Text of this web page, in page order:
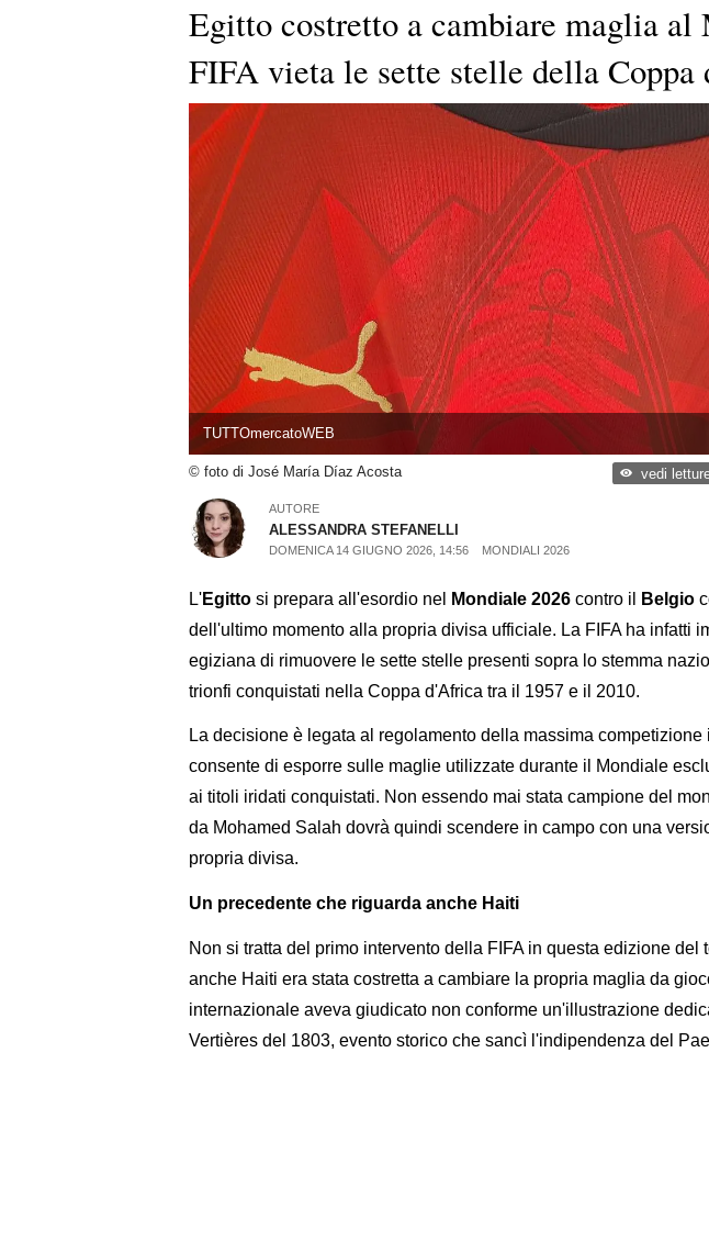
Egitto costretto a cambiare maglia
FIFA vieta le sette stelle della
TUTTOmercatoWEB
© foto di José María Díaz Acosta vedi
AUTORE
ALESSANDRA STEFANELLI
DOMENICA 14 GIUGNO 2026, 14:56 MONDIALI 2026
L'Egitto si prepara all'esordio nel Mondiale 2026 contro il Belgio
dell'ultimo momento alla propria divisa ufficiale. La FIFA ha infatti
egiziana di rimuovere le sette stelle presenti sopra lo stemma
trionfi conquistati nella Coppa d'Africa tra il 1957 e il 2010.
La decisione è legata al regolamento della massima
consente di esporre sulle maglie utilizzate durante il Mondiale
ai titoli iridati conquistati. Non essendo mai stata campione del
da Mohamed Salah dovrà quindi scendere in campo con una
propria divisa.
Un precedente che riguarda anche Haiti
Non si tratta del primo intervento della FIFA in questa edizione del
anche Haiti era stata costretta a cambiare la propria maglia da
internazionale aveva giudicato non conforme un'illustrazione
Vertières del 1803, evento storico che sancì l'indipendenza del